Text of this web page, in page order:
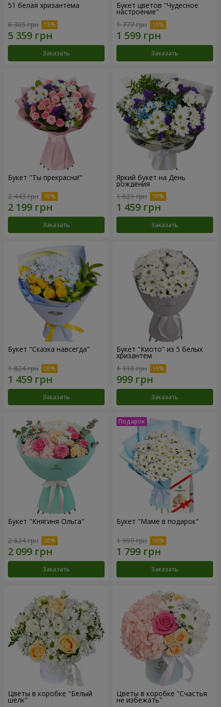
51 белая хризантема
6 305 грн
Заказать
Букет цветов "Чудесное
настроение"
1 777 грн
Заказать
Букет "Ты прекрасна!"
2 443 грн
Заказать
Яркий букет на День
рождения
1 621 грн
Заказать
Букет "Сказка навсегда"
1 824 грн
Заказать
Букет "Киото" из 5 белых
хризантем
1 110 грн
Заказать
Букет "Княгиня Ольга"
2 624 грн
Заказать
Букет "Маме в подарок"
1 999 грн
Заказать
Цветы в коробке "Белый
шелк"
Цветы в коробке "Счастья
не избежать"